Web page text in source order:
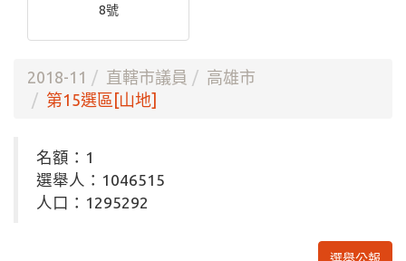
8號
2018-11 直轄市議員
高雄市
第15選區[山地]
名額：1
選舉人：1046515
人口：1295292